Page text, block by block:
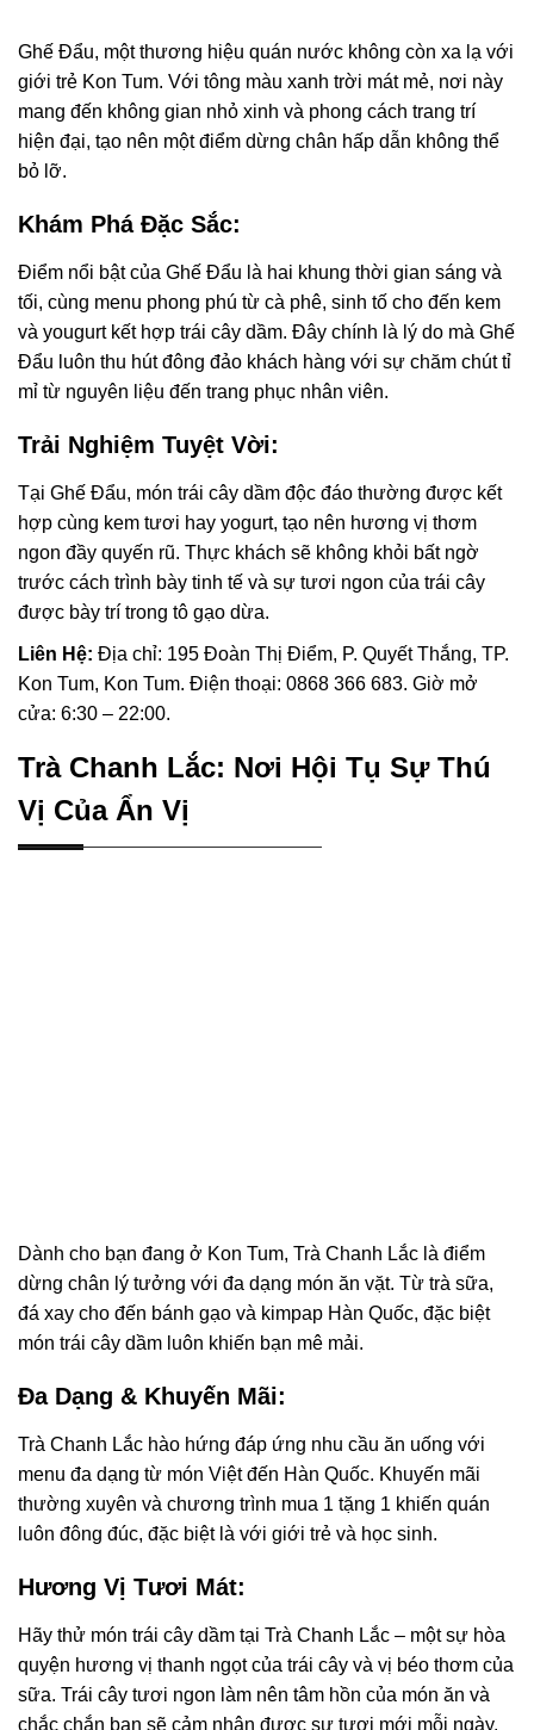
Ghế Đẩu, một thương hiệu quán nước không còn xa lạ với
giới trẻ Kon Tum. Với tông màu xanh trời mát mẻ, nơi này
mang đến không gian nhỏ xinh và phong cách trang trí
hiện đại, tạo nên một điểm dừng chân hấp dẫn không thể
bỏ lỡ.
Khám Phá Đặc Sắc:
Điểm nổi bật của Ghế Đẩu là hai khung thời gian sáng và
tối, cùng menu phong phú từ cà phê, sinh tố cho đến kem
và yougurt kết hợp trái cây dầm. Đây chính là lý do mà Ghế
Đẩu luôn thu hút đông đảo khách hàng với sự chăm chút tỉ
mỉ từ nguyên liệu đến trang phục nhân viên.
Trải Nghiệm Tuyệt Vời:
Tại Ghế Đẩu, món trái cây dầm độc đáo thường được kết
hợp cùng kem tươi hay yogurt, tạo nên hương vị thơm
ngon đầy quyến rũ. Thực khách sẽ không khỏi bất ngờ
trước cách trình bày tinh tế và sự tươi ngon của trái cây
được bày trí trong tô gạo dừa.
Liên Hệ: Địa chỉ: 195 Đoàn Thị Điểm, P. Quyết Thắng, TP.
Kon Tum, Kon Tum. Điện thoại: 0868 366 683. Giờ mở
cửa: 6:30 – 22:00.
Trà Chanh Lắc: Nơi Hội Tụ Sự Thú
Vị Của Ẩn Vị
Dành cho bạn đang ở Kon Tum, Trà Chanh Lắc là điểm
dừng chân lý tưởng với đa dạng món ăn vặt. Từ trà sữa,
đá xay cho đến bánh gạo và kimpap Hàn Quốc, đặc biệt
món trái cây dầm luôn khiến bạn mê mải.
Đa Dạng & Khuyến Mãi:
Trà Chanh Lắc hào hứng đáp ứng nhu cầu ăn uống với
menu đa dạng từ món Việt đến Hàn Quốc. Khuyến mãi
thường xuyên và chương trình mua 1 tặng 1 khiến quán
luôn đông đúc, đặc biệt là với giới trẻ và học sinh.
Hương Vị Tươi Mát:
Hãy thử món trái cây dầm tại Trà Chanh Lắc – một sự hòa
quyện hương vị thanh ngọt của trái cây và vị béo thơm của
sữa. Trái cây tươi ngon làm nên tâm hồn của món ăn và
chắc chắn bạn sẽ cảm nhận được sự tươi mới mỗi ngày.